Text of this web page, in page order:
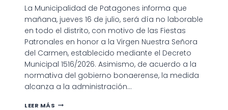
La Municipalidad de Patagones informa que
mañana, jueves 16 de julio, será día no laborable
en todo el distrito, con motivo de las Fiestas
Patronales en honor a la Virgen Nuestra Señora
del Carmen, establecido mediante el Decreto
Municipal 1516/2026. Asimismo, de acuerdo a la
normativa del gobierno bonaerense, la medida
alcanza a la administración…
LEER MÁS EL